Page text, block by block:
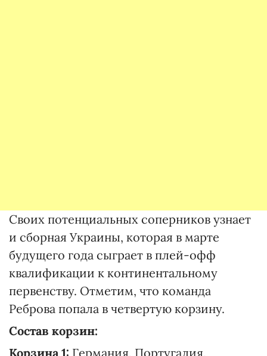
Своих потенциальных соперников узнает
и сборная Украины, которая в марте
будущего года сыграет в плей-офф
квалификации к континентальному
первенству. Отметим, что команда
Реброва попала в четвертую корзину.
Состав корзин:
Корзина 1: Германия, Португалия,